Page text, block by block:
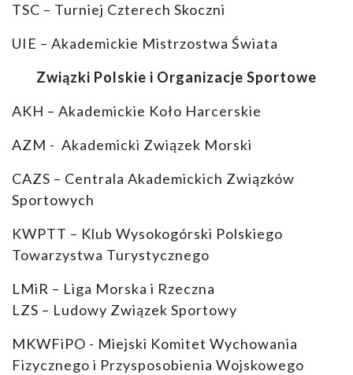
TSC – Turniej Czterech Skoczni
UIE – Akademickie Mistrzostwa Świata
Związki Polskie i Organizacje Sportowe
AKH – Akademickie Koło Harcerskie
AZM - Akademicki Związek Morski
CAZS – Centrala Akademickich Związków
Sportowych
KWPTT – Klub Wysokogórski Polskiego
Towarzystwa Turystycznego
LMiR – Liga Morska i Rzeczna
LZS – Ludowy Związek Sportowy
MKWFiPO - Miejski Komitet Wychowania
Fizycznego i Przysposobienia Wojskowego